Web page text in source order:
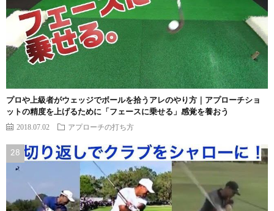
プロや上級者がウェッジでボールを拾うアレのやり方｜アプローチショ
ットの精度を上げるために「フェースに乗せる」感覚を養おう
2018.07.02 アプローチの打ち方